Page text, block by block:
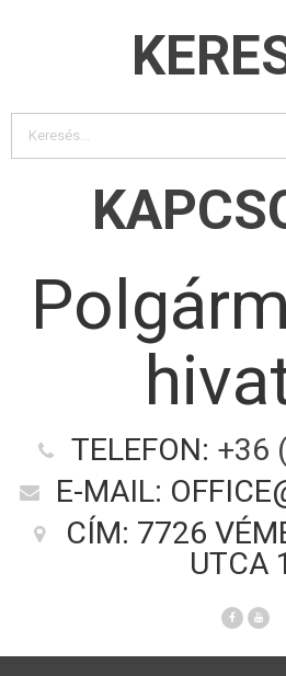
TELEFON: +36
E-MAIL:
CÍM: 7726
UTCA